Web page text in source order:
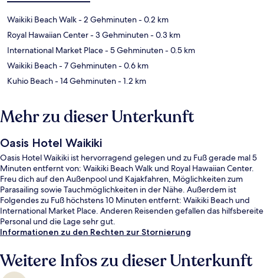
Waikiki Beach Walk- 2 Gehminuten- 0.2 km
Royal Hawaiian Center- 3 Gehminuten- 0.3 km
International Market Place- 5 Gehminuten- 0.5 km
Waikiki Beach- 7 Gehminuten- 0.6 km
Kuhio Beach- 14 Gehminuten- 1.2 km
Mehr zu dieser Unterkunft
Oasis Hotel Waikiki
Oasis Hotel Waikiki ist hervorragend gelegen und zu Fuß gerade mal 5
Minuten entfernt von: Waikiki Beach Walk und Royal Hawaiian Center.
Freu dich auf den Außenpool und Kajakfahren, Möglichkeiten zum
Parasailing sowie Tauchmöglichkeiten in der Nähe. Außerdem ist
Folgendes zu Fuß höchstens 10 Minuten entfernt: Waikiki Beach und
International Market Place. Anderen Reisenden gefallen das hilfsbereite
Personal und die Lage sehr gut.
Informationen zu den Rechten zur Stornierung
Weitere Infos zu dieser Unterkunft